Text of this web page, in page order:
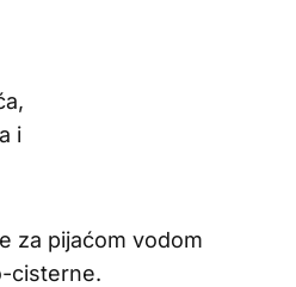
i
za pijaćom vodom
cisterne.